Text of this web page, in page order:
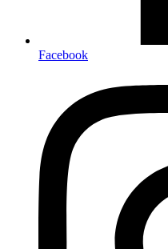
Facebook